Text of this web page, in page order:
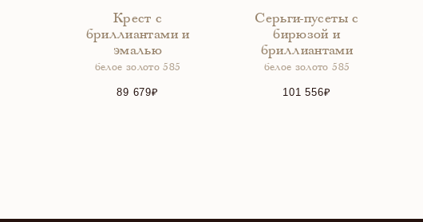
Крест с
бриллиантами и
эмалью
белое золото 585
89 679
Серьги-пусеты с
бирюзой и
бриллиантами
белое золото 585
101 556